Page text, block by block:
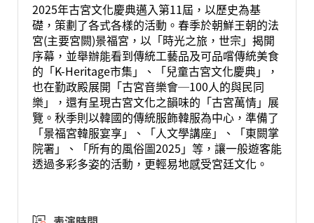
2025年古宮文化慶典邁入第11屆，以歷史為基
礎，策劃了各式各樣的活動。春季於朝鮮王朝的法
宮(主要宮闕)景福宮，以「時光之旅，世宗」揭開
序幕，並舉辦能看到傳統工藝品及可品嚐傳統美食
的「K-Heritage市集」、「兒童古宮文化慶典」，
也在勤政殿展開「古宮音樂會─100人的與民同
樂」，還有呈現古宮文化之韻味的「古宮萬情」展
覽。秋季則以韓國的傳統服飾韓服為中心，準備了
「景福宮韓服宴享」、「人文學講座」、「東闕掌
院署」、「所有的風俗圖2025」等，讓一般遊客能
透過多彩多姿的活動，更輕易地感受宮廷文化。